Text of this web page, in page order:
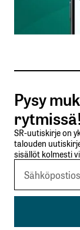
Tilaa
Lähetä
Pysy
rytmissä!
SR-uutiskirje on
talouden
sisällöt kolmesti